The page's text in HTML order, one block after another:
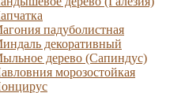
падуболистная
декоративный
дерево (Сапиндус)
морозостойкая